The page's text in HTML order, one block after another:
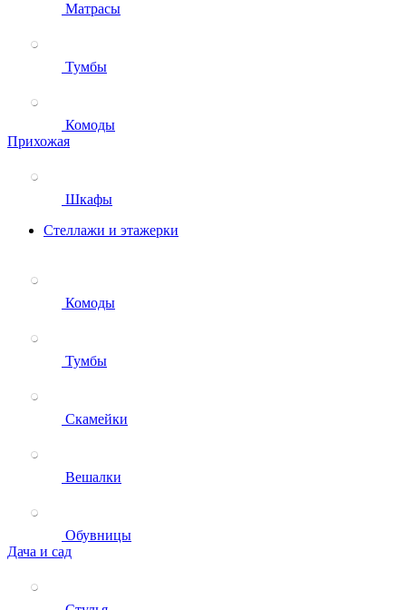
Матрасы
Тумбы
Комоды
Прихожая
Шкафы
Стеллажи и этажерки
Комоды
Тумбы
Скамейки
Вешалки
Обувницы
Дача и сад